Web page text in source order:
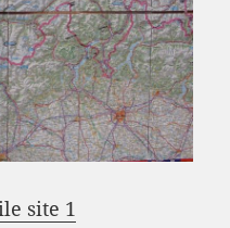
site 1